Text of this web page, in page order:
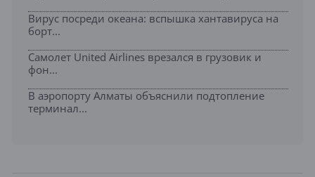
Вирус посреди океана: вспышка хантавируса на
борт...
Самолет United Airlines врезался в грузовик и
фон...
В аэропорту Алматы объяснили подтопление
терминал...